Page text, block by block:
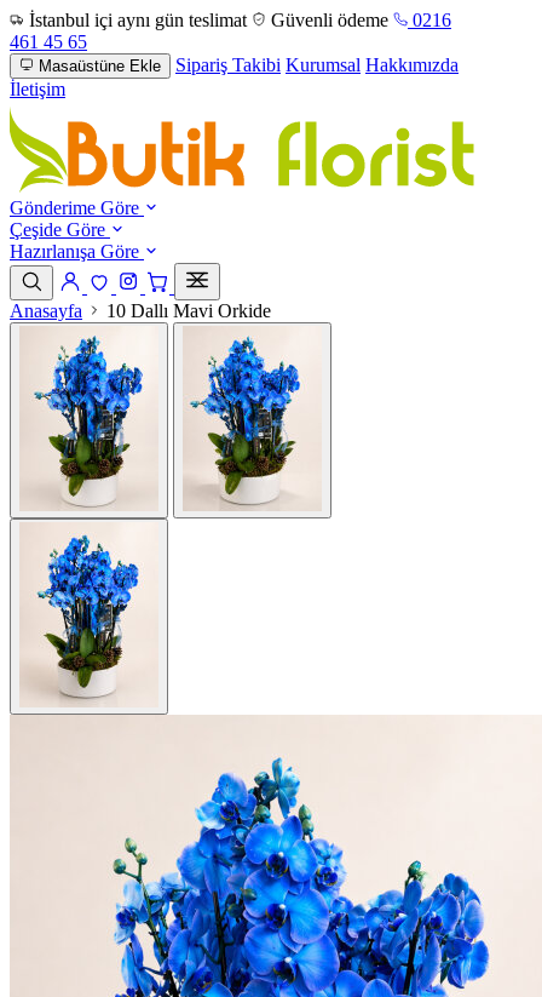
İstanbul içi aynı gün teslimat Güvenli ödeme
0216
461 45 65
Masaüstüne Ekle Sipariş Takibi Kurumsal Hakkımızda
İletişim
Gönderime Göre
Çeşide Göre
Hazırlanışa Göre
Anasayfa 10 Dallı Mavi Orkide